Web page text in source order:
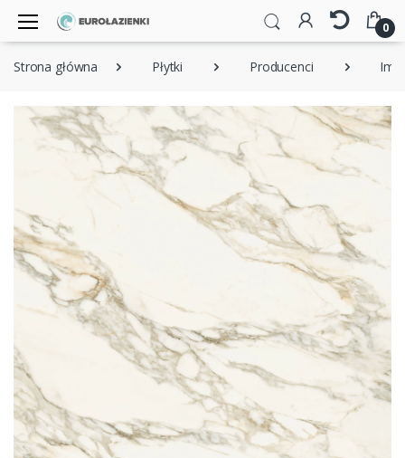
0
Strona główna Płytki Producenci